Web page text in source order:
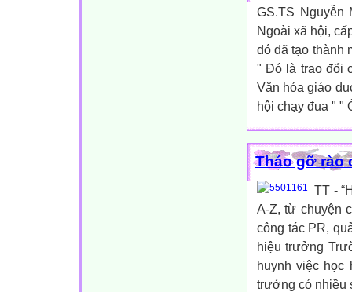
GS.TS Nguyễn
Ngoài xã hội,
đó đã tạo thành
" Đó là trao đổi
Văn hóa giáo
hội chạy đua " "
Tháo gỡ rào
TT -
A-Z, từ chuyện
công tác PR,
hiệu trưởng
huynh việc học
trưởng có nhiều